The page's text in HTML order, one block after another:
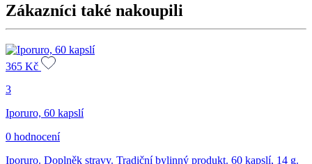
Zákazníci také nakoupili
365 Kč
3
Iporuro, 60 kapslí
0 hodnocení
Iporuro. Doplněk stravy. Tradiční bylinný produkt. 60 kapslí, 14 g.